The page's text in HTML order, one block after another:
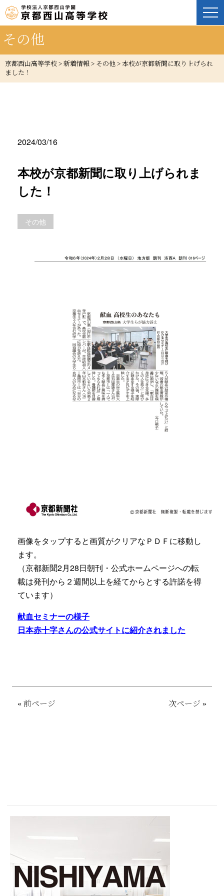
その他
京都西山高等学校 > 新着情報 > その他 > 本校が京都新聞に取り上げられ
ました！
2024/03/16
本校が京都新聞に取り上げられま
した！
その他
画像をタップすると画質がクリアなＰＤＦに移動し
ます。
（京都新聞2月28日朝刊・公式ホームページへの転
載は発刊から２週間以上を経てからとする許諾を得
ています）
献血セミナーの様子
日本赤十字さんの公式サイトに紹介されました
« 前ページ 次ページ »